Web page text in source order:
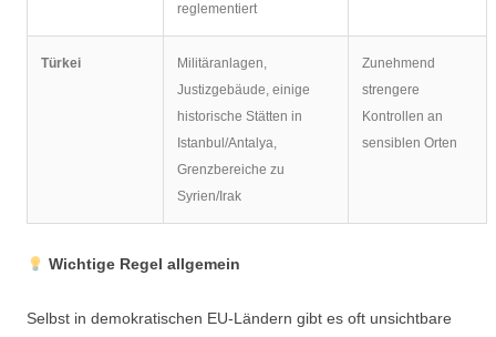
reglementiert
Türkei
Militäranlagen,
Justizgebäude, einige
historische Stätten in
Istanbul/Antalya,
Grenzbereiche zu
Syrien/Irak
Zunehmend
strengere
Kontrollen an
sensiblen Orten
Wichtige Regel allgemein
Selbst in demokratischen EU-Ländern gibt es oft unsichtbare